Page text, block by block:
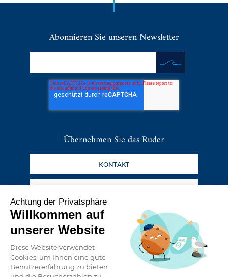
Achtung der Privatsphäre
Willkommen auf
unserer Website
Diese Website verwendet
Cookies, um Ihnen eine gute
Benutzererfahrung zu bieten
Abonnieren Sie unseren Newsletter
Übernehmen Sie das Ruder
KONTAKT
Folgen Sie unseren Abenteuern